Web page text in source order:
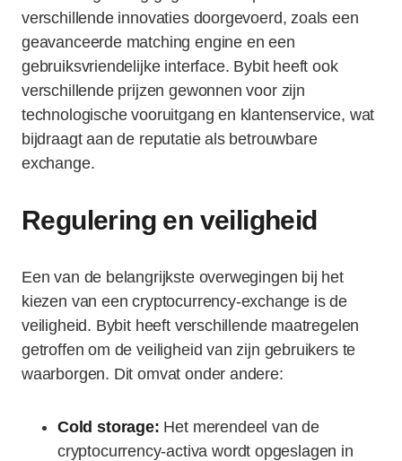
verschillende innovaties doorgevoerd, zoals een
geavanceerde matching engine en een
gebruiksvriendelijke interface. Bybit heeft ook
verschillende prijzen gewonnen voor zijn
technologische vooruitgang en klantenservice, wat
bijdraagt aan de reputatie als betrouwbare
exchange.
Regulering en veiligheid
Een van de belangrijkste overwegingen bij het
kiezen van een cryptocurrency-exchange is de
veiligheid. Bybit heeft verschillende maatregelen
getroffen om de veiligheid van zijn gebruikers te
waarborgen. Dit omvat onder andere:
Cold storage: Het merendeel van de
cryptocurrency-activa wordt opgeslagen in